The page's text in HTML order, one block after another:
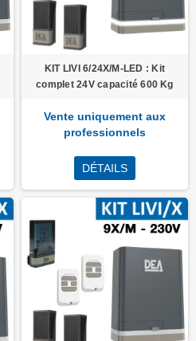
KIT LIVI 6/24X/M-LED : Kit
complet 24V capacité 600 Kg
Vente uniquement aux
professionnels
DÉTAILS